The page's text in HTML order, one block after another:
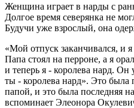
Женщина играет в нарды с
Долгое время северянка не
Будучи уже взрослый, она
«Мой отпуск заканчивался, и
Папа стоял на перроне, а я
и теперь я - королева нард. Он
ты - королева нард». Это была
папой, и это была последняя
вспоминает Элеонора